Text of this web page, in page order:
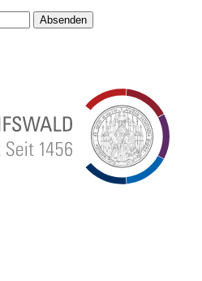
Absenden